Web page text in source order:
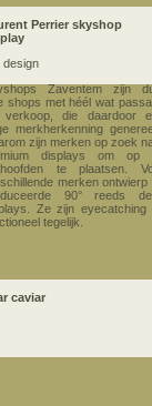
Perrier skyshop
design
Zaventem zijn
shops met héél wat
die daardoor
merkherkenning
zijn merken op zoek
displays om op
te plaatsen.
merken ontwierp
90° reeds
Ze zijn eyecatching
tegelijk.
caviar